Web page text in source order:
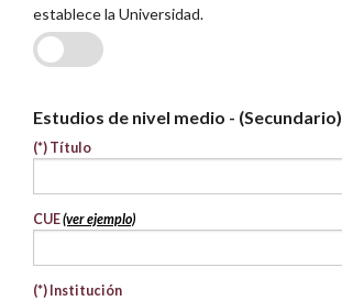
establece la Universidad.
NO
Estudios de nivel medio - (Secundario)
(*) Título
CUE(ver ejemplo)
(*) Institución